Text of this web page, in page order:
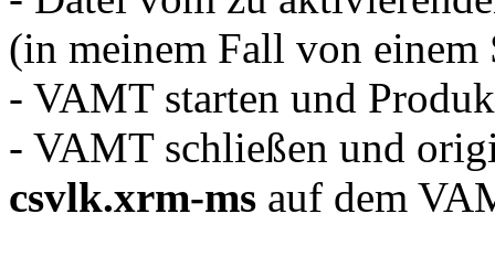
(in meinem Fall von einem
- VAMT starten und
- VAMT schließen und
csvlk.xrm-ms auf dem